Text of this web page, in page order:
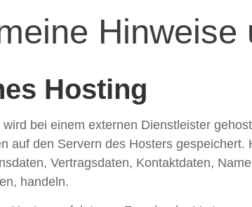
Hinweise
Hosting
bei einem externen Dienstleister
auf den Servern des Hosters
Vertragsdaten, Kontaktdaten,
handeln.